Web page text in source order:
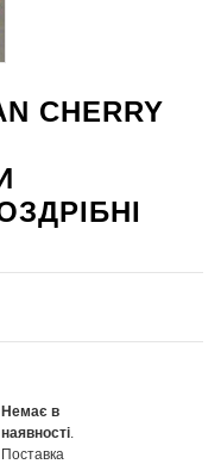
CHERRY
Немає в
наявності
Поставка